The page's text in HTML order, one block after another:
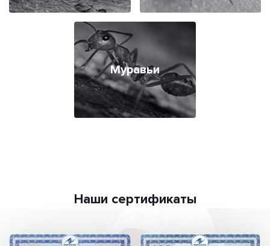
Муравьи
Наши сертификаты